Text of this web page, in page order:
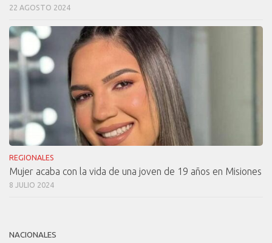
22 AGOSTO 2024
REGIONALES
Mujer acaba con la vida de una joven de 19 años en Misiones
8 JULIO 2024
NACIONALES